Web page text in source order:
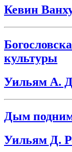
Кевин
культуры
Уильям А.
Дым
Уильям Д.